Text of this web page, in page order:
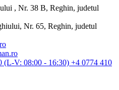
, Nr. 38 B, Reghin, judetul
Nr. 65, Reghin, judetul
(L-V: 08:00 - 16:30) +4 0774 410